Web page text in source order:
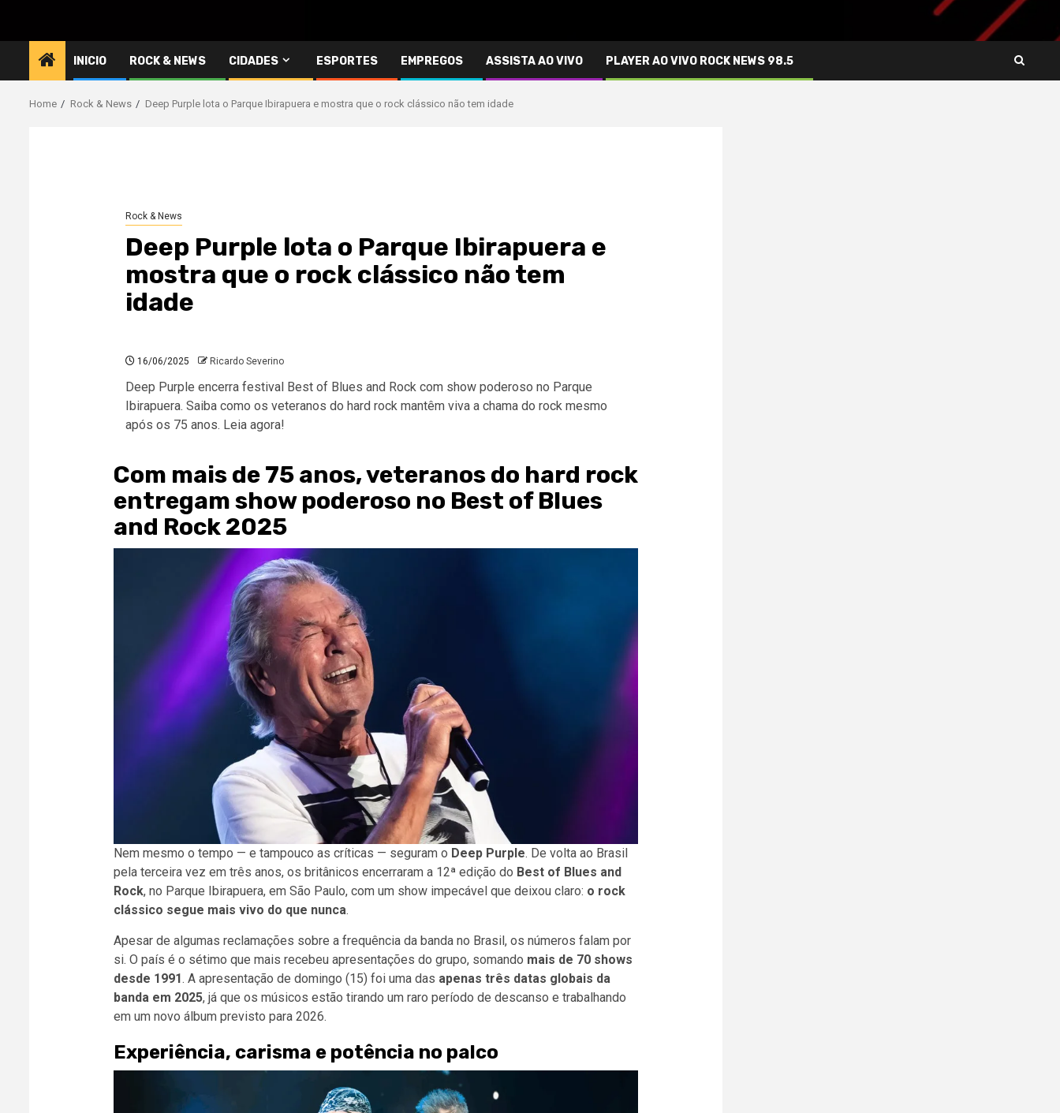
INICIO ROCK & NEWS CIDADES ESPORTES EMPREGOS ASSISTA AO VIVO PLAYER AO VIVO ROCK NEWS 98.5
Home Rock & News Deep Purple lota o Parque Ibirapuera e mostra que o rock clássico não tem idade
Rock & News
Deep Purple lota o Parque Ibirapuera e
mostra que o rock clássico não tem
idade
16/06/2025 Ricardo Severino
Deep Purple encerra festival Best of Blues and Rock com show poderoso no Parque
Ibirapuera. Saiba como os veteranos do hard rock mantêm viva a chama do rock mesmo
após os 75 anos. Leia agora!
Com mais de 75 anos, veteranos do hard rock
entregam show poderoso no Best of Blues
and Rock 2025
Nem mesmo o tempo — e tampouco as críticas — seguram o Deep Purple. De volta ao Brasil
pela terceira vez em três anos, os britânicos encerraram a 12ª edição do Best of Blues and
Rock, no Parque Ibirapuera, em São Paulo, com um show impecável que deixou claro: o rock
clássico segue mais vivo do que nunca.
Apesar de algumas reclamações sobre a frequência da banda no Brasil, os números falam por
si. O país é o sétimo que mais recebeu apresentações do grupo, somando mais de 70 shows
desde 1991. A apresentação de domingo (15) foi uma das apenas três datas globais da
banda em 2025, já que os músicos estão tirando um raro período de descanso e trabalhando
em um novo álbum previsto para 2026.
Experiência, carisma e potência no palco